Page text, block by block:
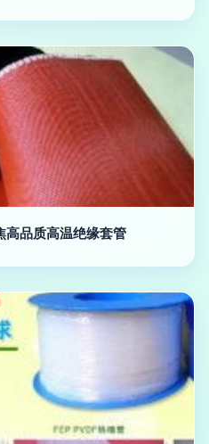
高品质高温绝缘套管